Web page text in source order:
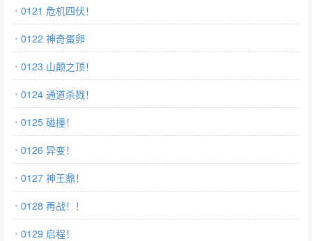
0121 危机四伏！
0122 神奇蛋卵
0123 山颠之顶！
0124 通道杀戮！
0125 碰撞！
0126 异变！
0127 神王鼎！
0128 再战！！
0129 启程！